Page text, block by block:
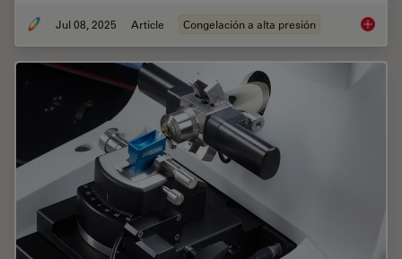
Jul 08, 2025 Article Congelación a alta presión The